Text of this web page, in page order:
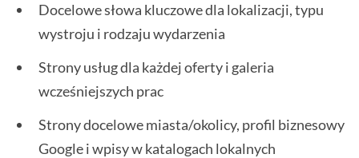
Docelowe słowa kluczowe dla lokalizacji, typu
wystroju i rodzaju wydarzenia
Strony usług dla każdej oferty i galeria
wcześniejszych prac
Strony docelowe miasta/okolicy, profil biznesowy
Google i wpisy w katalogach lokalnych